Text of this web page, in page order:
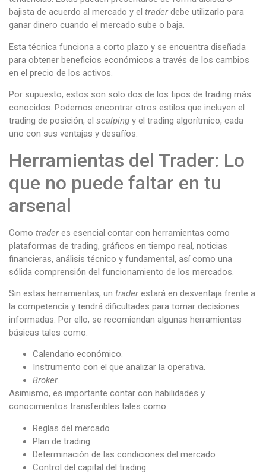
bajista de acuerdo al mercado y el traderdebe utilizarlo para
ganar dinero cuando el mercado sube o baja.
Esta técnica funciona a corto plazo y se encuentra diseñada
para obtener beneficios económicos a través de los cambios
en el precio de los activos.
Por supuesto, estos son solo dos de los tipos de trading más
conocidos. Podemos encontrar otros estilos que incluyen el
trading de posición, el scalping y el trading algorítmico, cada
uno con sus ventajas y desafíos.
Herramientas del Trader: Lo
que no puede faltar en tu
arsenal
Como traderes esencial contar con herramientas como
plataformas de trading, gráficos en tiempo real, noticias
financieras, análisis técnico y fundamental, así como una
sólida comprensión del funcionamiento de los mercados.
Sin estas herramientas, un traderestará en desventaja frente a
la competencia y tendrá dificultades para tomar decisiones
informadas. Por ello, se recomiendan algunas herramientas
básicas tales como:
Calendario económico.
Instrumento con el que analizar la operativa.
Broker.
Asimismo, es importante contar con habilidades y
conocimientos transferibles tales como:
Reglas del mercado
Plan de trading
Determinación de las condiciones del mercado
Control del capital del trading.